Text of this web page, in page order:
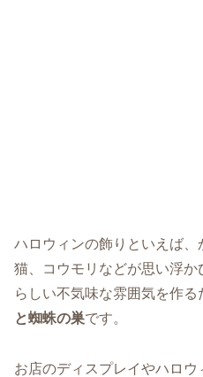
ハロウィンの飾りといえば
猫、コウモリなどが思い浮
らしい不気味な雰囲気を作る
と蜘蛛の巣です。
お店のディスプレイやハロ